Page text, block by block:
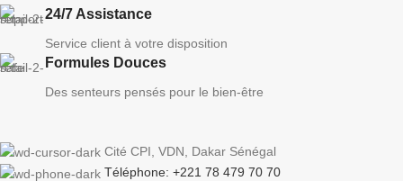
24/7 Assistance
Service client à votre disposition
Formules Douces
Des senteurs pensés pour le bien-être
Cité CPI, VDN, Dakar Sénégal
Téléphone: +221 78 479 70 70